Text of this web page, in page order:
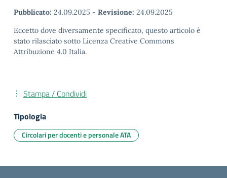
Pubblicato: 24.09.2025 - Revisione: 24.09.2025
Eccetto dove diversamente specificato, questo articolo è
stato rilasciato sotto Licenza Creative Commons
Attribuzione 4.0 Italia.
Stampa / Condividi
Tipologia
Circolari per docenti e personale ATA